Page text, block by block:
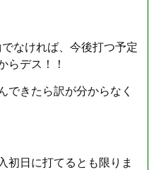
なければ、今後打つ予定
らデス！！
できたら訳が分からなく
初日に打てるとも限りま